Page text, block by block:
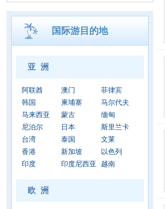
国际游目的地
亚 洲
阿联酋 澳门
菲律宾
韩国
柬埔寨
马尔代夫
马来西亚
蒙古
缅甸
尼泊尔
日本
斯里兰卡
台湾
泰国
文莱
香港
新加坡
以色列
印度
印度尼西亚 越南
欧 洲